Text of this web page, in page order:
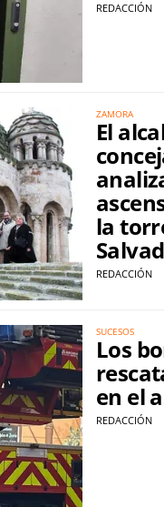
REDACCIÓN
ZAMORA
El
la
REDACCIÓN
SUCESOS
Los
en el
REDACCIÓN